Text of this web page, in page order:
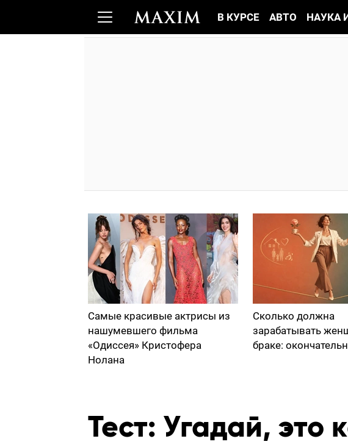
В КУРСЕ АВТО НАУКА
Самые красивые актрисы из
нашумевшего фильма
«Одиссея» Кристофера
Нолана
Сколько должна
зарабатывать
браке:
Тест: Угадай, это